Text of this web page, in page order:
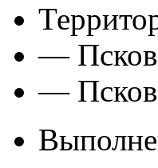
— Псков
—